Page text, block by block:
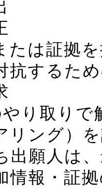
は証拠を
抗するた
取りで
リング）
人は、最
情報・証